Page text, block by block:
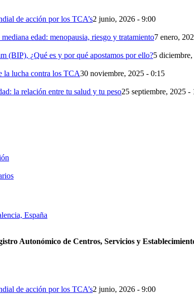
de acción por los TCA’s2 junio, 2026 - 9:00
edad: menopausia, riesgo y tratamiento7 enero,
(BIP), ¿Qué es y por qué apostamos por ello?5
la lucha contra los TCA30 noviembre, 2025 - 0:15
la relación entre tu salud y tu peso25 septiembre, 2025 -
España
Autonómico de Centros, Servicios y
de acción por los TCA’s2 junio, 2026 - 9:00